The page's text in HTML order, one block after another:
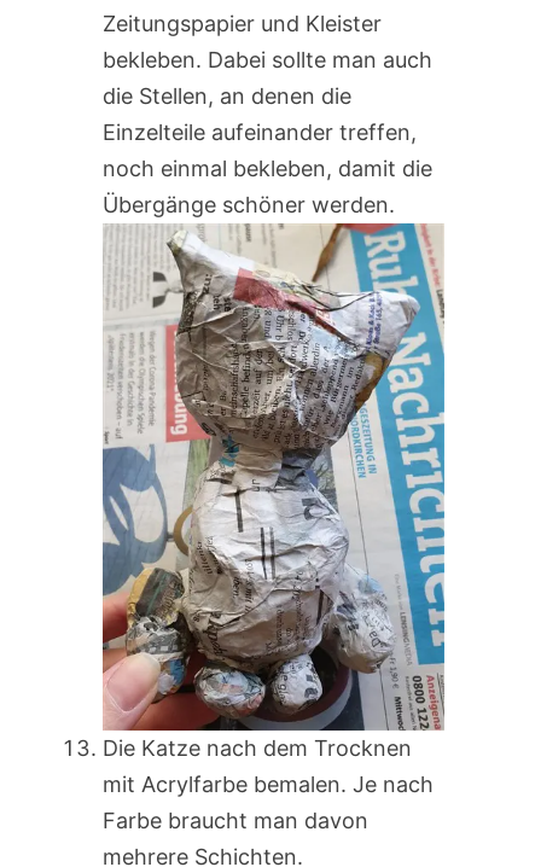
Zeitungspapier und Kleister
bekleben. Dabei sollte man auch
die Stellen, an denen die
Einzelteile aufeinander treffen,
noch einmal bekleben, damit die
Übergänge schöner werden.
Die Katze nach dem Trocknen
mit Acrylfarbe bemalen. Je nach
Farbe braucht man davon
mehrere Schichten.